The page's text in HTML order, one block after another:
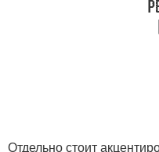
Отдельно стоит